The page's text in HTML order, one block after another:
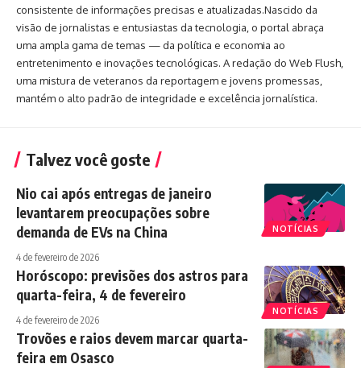
consistente de informações precisas e atualizadas.Nascido da
visão de jornalistas e entusiastas da tecnologia, o portal abraça
uma ampla gama de temas — da política e economia ao
entretenimento e inovações tecnológicas. A redação do Web Flush,
uma mistura de veteranos da reportagem e jovens promessas,
mantém o alto padrão de integridade e excelência jornalística.
Talvez você goste
NOTÍCIAS
Nio cai após entregas de janeiro
levantarem preocupações sobre
demanda de EVs na China
4 de fevereiro de 2026
NOTÍCIAS
Horóscopo: previsões dos astros para
quarta-feira, 4 de fevereiro
4 de fevereiro de 2026
Trovões e raios devem marcar quarta-
feira em Osasco